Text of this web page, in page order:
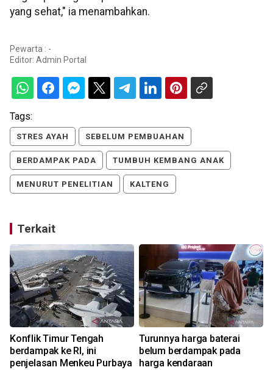
yang sehat," ia menambahkan.
Pewarta : -
Editor: Admin Portal
Tags:
STRES AYAH SEBELUM PEMBUAHAN
BERDAMPAK PADA TUMBUH KEMBANG ANAK
MENURUT PENELITIAN KALTENG
Terkait
Konflik Timur Tengah
berdampak ke RI, ini
penjelasan Menkeu Purbaya
Turunnya harga baterai
belum berdampak pada
harga kendaraan